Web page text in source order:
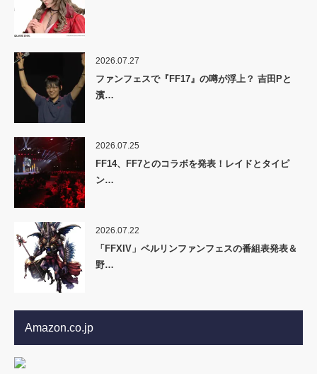
2026.07.27
ファンフェスで『FF17』の噂が浮上？ 吉田Pと
濱…
2026.07.25
FF14、FF7とのコラボを発表！レイドとタイピ
ン…
2026.07.22
「FFXIV」ベルリンファンフェスの番組表発表＆
野…
Amazon.co.jp